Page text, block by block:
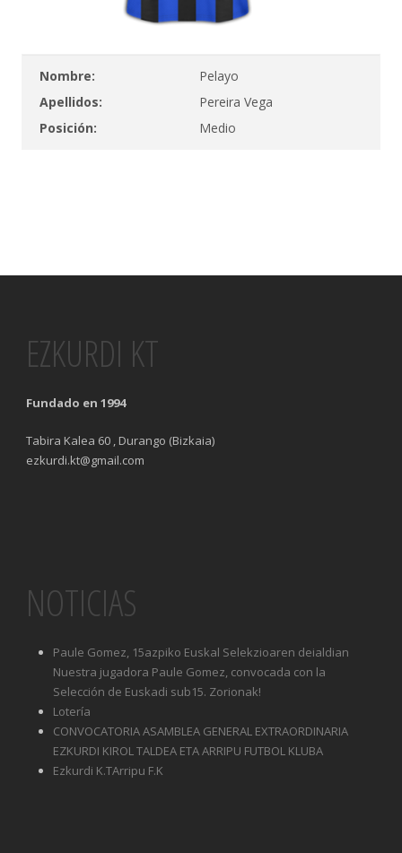
Nombre:
Pelayo
Apellidos:
Pereira Vega
Posición:
Medio
EZKURDI KT
Fundado en 1994
Tabira Kalea 60 , Durango (Bizkaia)
ezkurdi.kt@gmail.com
NOTICIAS
Paule Gomez, 15azpiko Euskal Selekzioaren deialdian
Nuestra jugadora Paule Gomez, convocada con la
Selección de Euskadi sub15. Zorionak!
Lotería
CONVOCATORIA ASAMBLEA GENERAL EXTRAORDINARIA
EZKURDI KIROL TALDEA ETA ARRIPU FUTBOL KLUBA
Ezkurdi K.TArripu F.K